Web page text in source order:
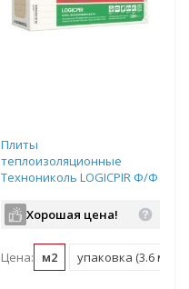
Плиты
теплоизоляционные
Технониколь LOGICPIR Ф/Ф
Хорошая цена!
Цена: м2 упаковка (3.6 м2)